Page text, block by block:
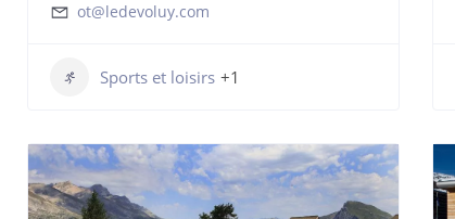
ot@ledevoluy.com
Sports et loisirs +1